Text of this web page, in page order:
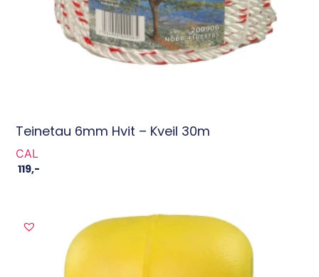
Teinetau 6mm Hvit – Kveil 30m
CAL
119,-